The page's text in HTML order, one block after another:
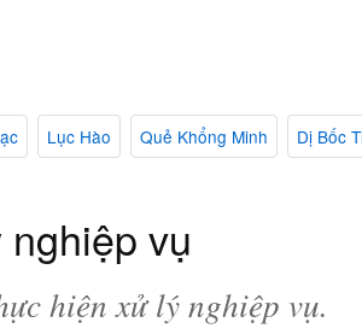
Lục Hào Quẻ Khổng Minh Dị Bốc
vụ
hiện xử lý nghiệp vụ.